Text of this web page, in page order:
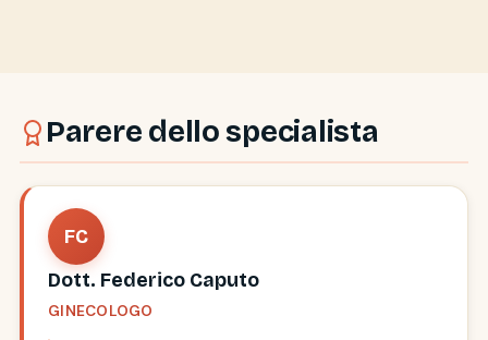
Parere dello specialista
FC
Dott. Federico Caputo
GINECOLOGO